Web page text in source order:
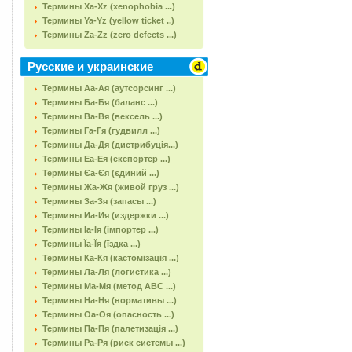
Термины Xa-Xz (xenophobia ...)
Термины Ya-Yz (yellow ticket ..)
Термины Za-Zz (zero defects ...)
Русские и украинские
Термины Аа-Ая (аутсорсинг ...)
Термины Ба-Бя (баланс ...)
Термины Ва-Вя (вексель ...)
Термины Га-Гя (гудвилл ...)
Термины Да-Дя (дистрибуція...)
Термины Еа-Ея (експортер ...)
Термины Єа-Єя (єдиний ...)
Термины Жа-Жя (живой груз ...)
Термины За-Зя (запасы ...)
Термины Иа-Ия (издержки ...)
Термины Іа-Ія (імпортер ...)
Термины Їа-Їя (їздка ...)
Термины Ка-Кя (кастомізація ...)
Термины Ла-Ля (логистика ...)
Термины Ма-Мя (метод АВС ...)
Термины На-Ня (нормативы ...)
Термины Оа-Оя (опасность ...)
Термины Па-Пя (палетизація ...)
Термины Ра-Ря (риск системы ...)